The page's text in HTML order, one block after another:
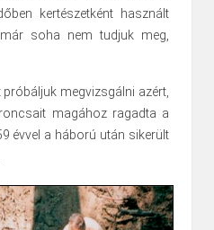
kertészetként használt
soha nem tudjuk meg,
megvizsgálni azért,
magához ragadta a
évvel a háború után sikerült